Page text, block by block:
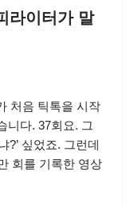
라이터가 말
처음 틱톡을 시작
니다. 37회요. 그
?’ 싶었죠. 그런데
회를 기록한 영상